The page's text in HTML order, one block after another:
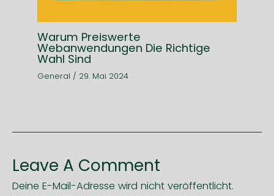
Warum Preiswerte
Webanwendungen Die Richtige
Wahl Sind
General / 29. Mai 2024
Leave A Comment
Deine E-Mail-Adresse wird nicht veröffentlicht.